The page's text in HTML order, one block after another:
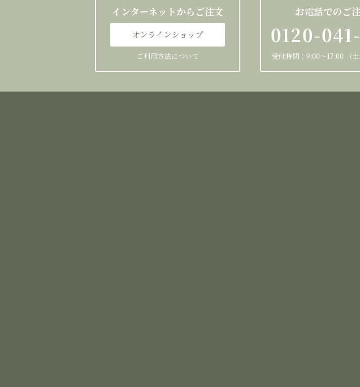
インターネットからご注文
オンラインショップ
ご利用方法について
お電話でのご
0120-
受付時間：9:00～17:00 （土